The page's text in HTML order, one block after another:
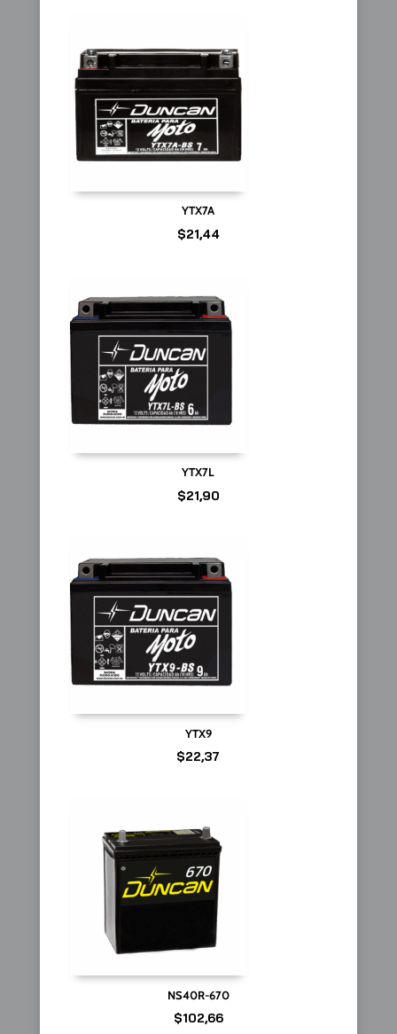
YTX7A
$21,44
YTX7L
$21,90
YTX9
$22,37
NS40R-670
$102,66